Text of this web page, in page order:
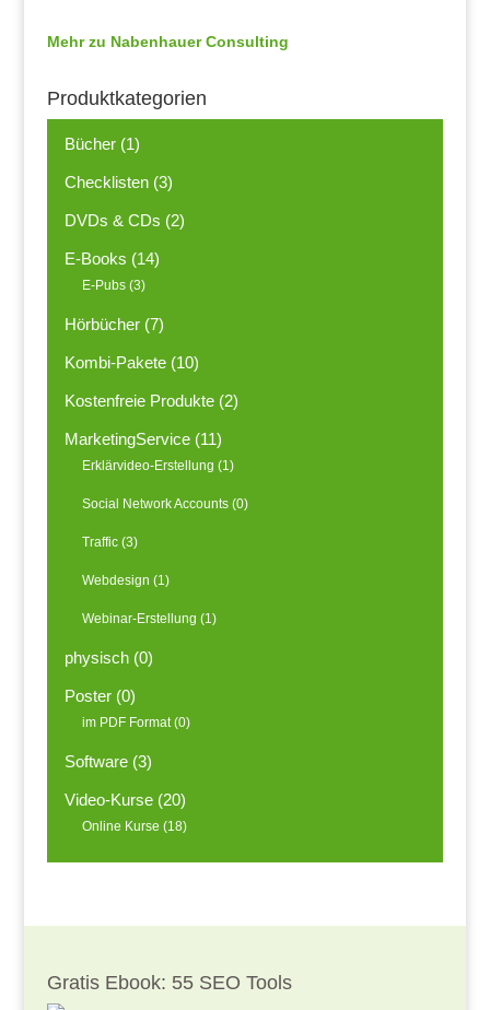
Mehr zu Nabenhauer Consulting
Produktkategorien
Bücher (1)
Checklisten (3)
DVDs & CDs (2)
E-Books (14)
E-Pubs (3)
Hörbücher (7)
Kombi-Pakete (10)
Kostenfreie Produkte (2)
MarketingService (11)
Erklärvideo-Erstellung (1)
Social Network Accounts (0)
Traffic (3)
Webdesign (1)
Webinar-Erstellung (1)
physisch (0)
Poster (0)
im PDF Format (0)
Software (3)
Video-Kurse (20)
Online Kurse (18)
Gratis Ebook: 55 SEO Tools